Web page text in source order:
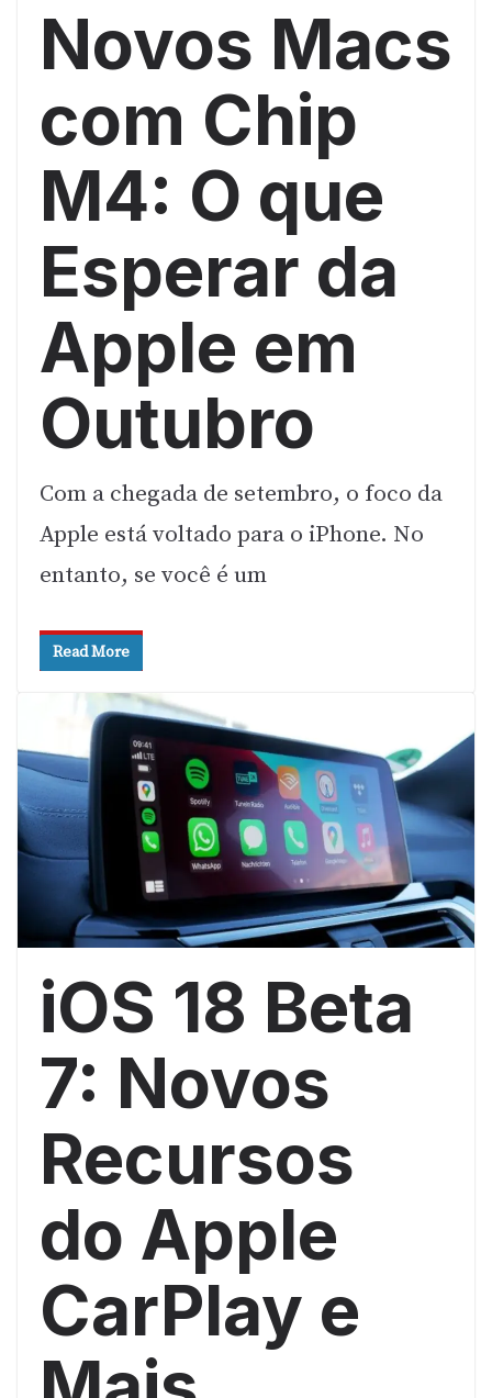
Novos Macs
com Chip
M4: O que
Esperar da
Apple em
Outubro
Com a chegada de setembro, o foco da
Apple está voltado para o iPhone. No
entanto, se você é um
Read More
iOS 18 Beta
7: Novos
Recursos
do Apple
CarPlay e